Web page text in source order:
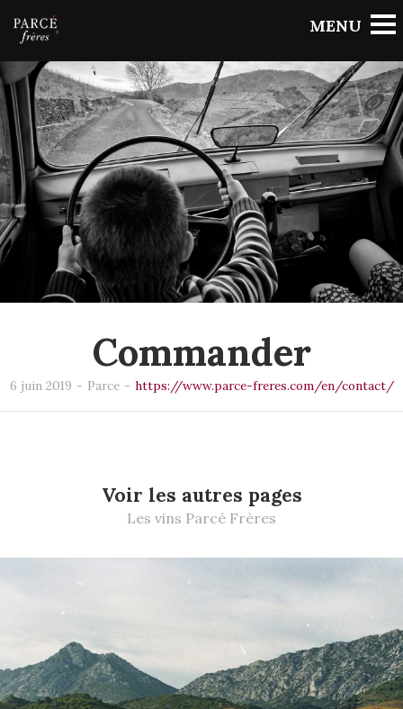
BACK TO PORTFOLIO
Commander
6 juin 2019 - Parce - https://www.parce-freres.com/en/contact/
Voir les autres pages
Les vins Parcé Frères